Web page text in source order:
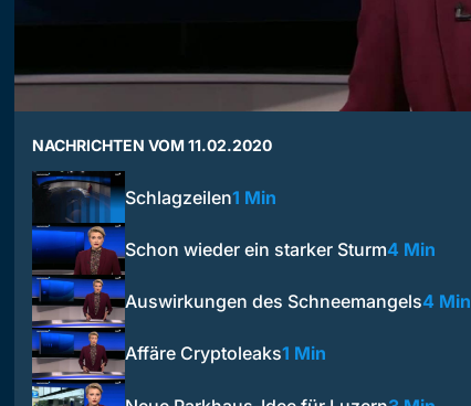
NACHRICHTEN VOM 11.02.2020
Schlagzeilen1 Min
Schon wieder ein starker Sturm4 Min
Auswirkungen des Schneemangels4 Min
Affäre Cryptoleaks1 Min